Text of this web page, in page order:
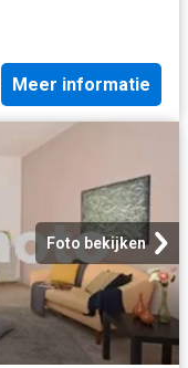
Meer informatie
Foto bekijken